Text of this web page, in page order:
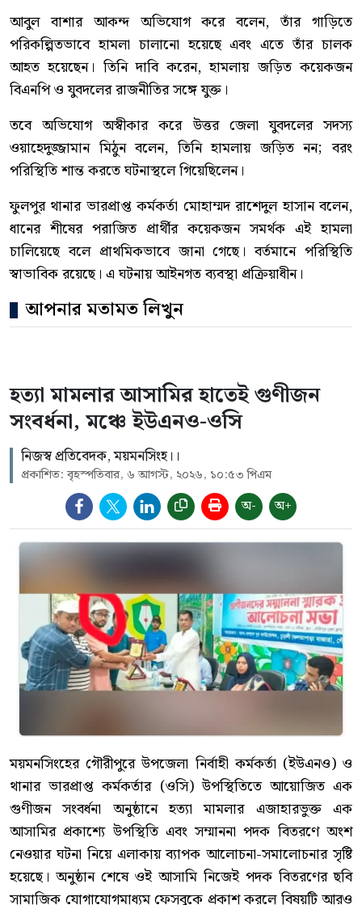
আবুল বাশার আকন্দ অভিযোগ করে বলেন, তাঁর গাড়িতে
পরিকল্পিতভাবে হামলা চালানো হয়েছে এবং এতে তাঁর চালক
আহত হয়েছেন। তিনি দাবি করেন, হামলায় জড়িত কয়েকজন
বিএনপি ও যুবদলের রাজনীতির সঙ্গে যুক্ত।
তবে অভিযোগ অস্বীকার করে উত্তর জেলা যুবদলের সদস্য
ওয়াহেদুজ্জামান মিঠুন বলেন, তিনি হামলায় জড়িত নন; বরং
পরিস্থিতি শান্ত করতে ঘটনাস্থলে গিয়েছিলেন।
ফুলপুর থানার ভারপ্রাপ্ত কর্মকর্তা মোহাম্মদ রাশেদুল হাসান বলেন,
ধানের শীষের পরাজিত প্রার্থীর কয়েকজন সমর্থক এই হামলা
চালিয়েছে বলে প্রাথমিকভাবে জানা গেছে। বর্তমানে পরিস্থিতি
স্বাভাবিক রয়েছে। এ ঘটনায় আইনগত ব্যবস্থা প্রক্রিয়াধীন।
আপনার মতামত লিখুন
হত্যা মামলার আসামির হাতেই গুণীজন
সংবর্ধনা, মঞ্চে ইউএনও-ওসি
নিজস্ব প্রতিবেদক, ময়মনসিংহ।।
প্রকাশিত: বৃহস্পতিবার, ৬ আগস্ট, ২০২৬, ১০:৫৩ পিএম
অ- অ+
ময়মনসিংহের গৌরীপুরে উপজেলা নির্বাহী কর্মকর্তা (ইউএনও) ও
থানার ভারপ্রাপ্ত কর্মকর্তার (ওসি) উপস্থিতিতে আয়োজিত এক
গুণীজন সংবর্ধনা অনুষ্ঠানে হত্যা মামলার এজাহারভুক্ত এক
আসামির প্রকাশ্যে উপস্থিতি এবং সম্মাননা পদক বিতরণে অংশ
নেওয়ার ঘটনা নিয়ে এলাকায় ব্যাপক আলোচনা-সমালোচনার সৃষ্টি
হয়েছে। অনুষ্ঠান শেষে ওই আসামি নিজেই পদক বিতরণের ছবি
সামাজিক যোগাযোগমাধ্যম ফেসবুকে প্রকাশ করলে বিষয়টি আরও